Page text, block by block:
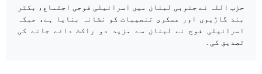
حزب اللہ نے جنوبی لبنان میں اسرائیلی فوجی اجتماع، بکتر
بند گاڑیوں اور عسکری تنصیبات کو نشانہ بنایا ہے، جبکہ
اسرائیلی فوج نے لبنان سے مزید دو راکٹ داغے جانے کی
تصدیق کی۔